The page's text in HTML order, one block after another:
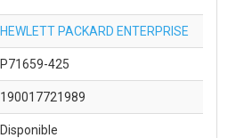
HEWLETT PACKARD ENTERPRISE
P71659-425
190017721989
Disponible